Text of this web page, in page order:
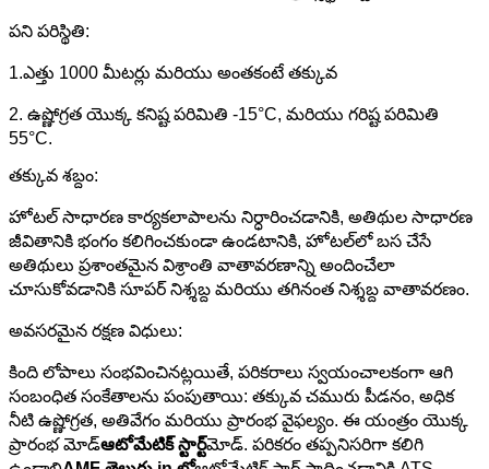
పని పరిస్థితి:
1.ఎత్తు 1000 మీటర్లు మరియు అంతకంటే తక్కువ
2. ఉష్ణోగ్రత యొక్క కనిష్ట పరిమితి -15°C, మరియు గరిష్ట పరిమితి
55°C.
తక్కువ శబ్దం:
హోటల్ సాధారణ కార్యకలాపాలను నిర్ధారించడానికి, అతిథుల సాధారణ
జీవితానికి భంగం కలిగించకుండా ఉండటానికి, హోటల్‌లో బస చేసే
అతిథులు ప్రశాంతమైన విశ్రాంతి వాతావరణాన్ని అందించేలా
చూసుకోవడానికి సూపర్ నిశ్శబ్ద మరియు తగినంత నిశ్శబ్ద వాతావరణం.
అవసరమైన రక్షణ విధులు:
కింది లోపాలు సంభవించినట్లయితే, పరికరాలు స్వయంచాలకంగా ఆగి
సంబంధిత సంకేతాలను పంపుతాయి: తక్కువ చమురు పీడనం, అధిక
నీటి ఉష్ణోగ్రత, అతివేగం మరియు ప్రారంభ వైఫల్యం. ఈ యంత్రం యొక్క
ప్రారంభ మోడ్ఆటోమేటిక్ స్టార్ట్మోడ్. పరికరం తప్పనిసరిగా కలిగి